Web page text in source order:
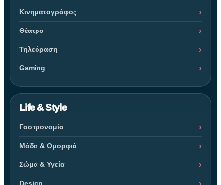
Κινηματογράφος
Θέατρο
Τηλεόραση
Gaming
Life & Style
Γαστρονομία
Μόδα & Ομορφιά
Σώμα & Υγεία
Design